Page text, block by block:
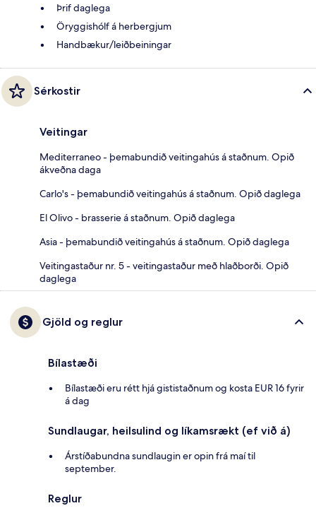
Þrif daglega
Öryggishólf á herbergjum
Handbækur/leiðbeiningar
Sérkostir
Veitingar
Mediterraneo - þemabundið veitingahús á staðnum. Opið
ákveðna daga
Carlo's - þemabundið veitingahús á staðnum. Opið daglega
El Olivo - brasserie á staðnum. Opið daglega
Asia - þemabundið veitingahús á staðnum. Opið daglega
Veitingastaður nr. 5 - veitingastaður með hlaðborði. Opið
daglega
Gjöld og reglur
Bílastæði
Bílastæði eru rétt hjá gististaðnum og kosta EUR 16 fyrir
á dag
Sundlaugar, heilsulind og líkamsrækt (ef við á)
Árstíðabundna sundlaugin er opin frá maí til
september.
Reglur